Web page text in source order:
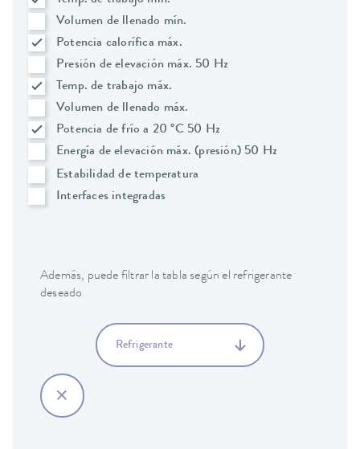
Volumen de llenado mín.
Potencia calorífica máx.
Presión de elevación máx. 50 Hz
Temp. de trabajo máx.
Volumen de llenado máx.
Potencia de frío a 20 °C 50 Hz
Energía de elevación máx. (presión) 50 Hz
Estabilidad de temperatura
Interfaces integradas
Además, puede filtrar la tabla según el refrigerante
deseado
Refrigerante